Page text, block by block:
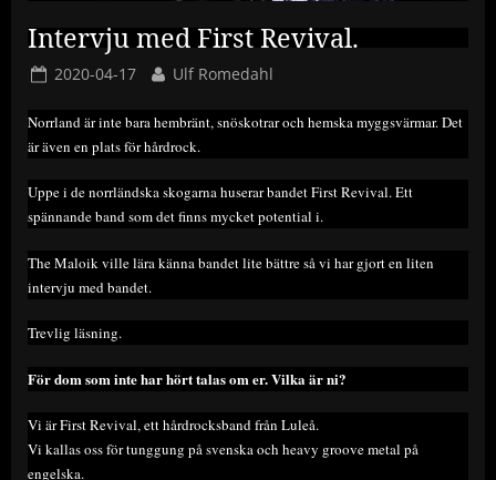
Intervju med First Revival.
Posted
2020-04-17 By
Ulf Romedahl
Norrland är inte bara hembränt, snöskotrar och hemska myggsvärmar. Det
är även en plats för hårdrock.
Uppe i de norrländska skogarna huserar bandet First Revival. Ett
spännande band som det finns mycket potential i.
The Maloik ville lära känna bandet lite bättre så vi har gjort en liten
intervju med bandet.
Trevlig läsning.
För dom som inte har hört talas om er. Vilka är ni?
Vi är First Revival, ett hårdrocksband från Luleå.
Vi kallas oss för tunggung på svenska och heavy groove metal på
engelska.